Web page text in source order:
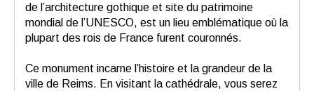
de l’architecture gothique et site du patrimoine
mondial de l’UNESCO, est un lieu emblématique où la
plupart des rois de France furent couronnés.
Ce monument incarne l’histoire et la grandeur de la
ville de Reims. En visitant la cathédrale, vous serez